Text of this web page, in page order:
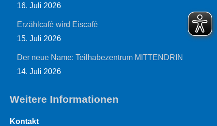
16. Juli 2026
Erzählcafé wird Eiscafé
15. Juli 2026
Der neue Name: Teilhabezentrum MITTENDRIN
14. Juli 2026
Weitere Informationen
Kontakt